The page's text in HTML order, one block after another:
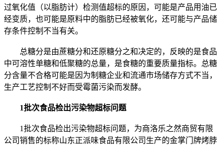
过氧化值（以脂肪计）检测值超标的原因，可能是产品用油已
经变质，也可能是原料中的脂肪已经被氧化，还可能与产品储
存条件控制不当有关。
总糖分是由蔗糖分和还原糖分之和决定的，反映的是食品
中可溶性单糖和低聚糖的总量，是食糖的重要质量指标。总糖
分含量不合格可能是因为制糖企业和流通市场储存方式不当，
生产工艺控制不好而受霉菌污染而发酵。
1批次食品检出污染物超标问题
1批次食品检出污染物超标问题，为商洛乐之然商贸有限
公司销售的标称山东正派味食品有限公司生产的金掌门牌烤脖